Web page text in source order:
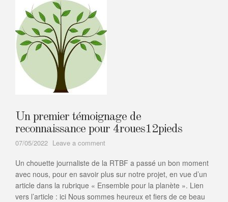
Un premier témoignage de
reconnaissance pour 4roues12pieds
07/05/2022 Leave a comment
premier
témoignage
de
reconnaissance
Un chouette journaliste de la RTBF a passé un bon moment
avec nous, pour en savoir plus sur notre projet, en vue d’un
article dans la rubrique « Ensemble pour la planète ». Lien
vers l’article : ici Nous sommes heureux et fiers de ce beau